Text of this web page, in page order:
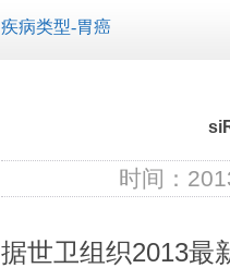
疾病类型-胃癌
时间：
据世卫组织2013最